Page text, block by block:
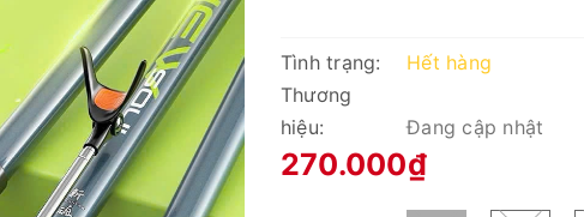
Tình trạng:
Hết hàng
Thương
hiệu:
Đang cập nhật
270.000₫